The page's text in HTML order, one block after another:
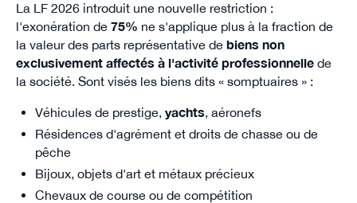
La LF 2026 introduit une nouvelle restriction :
l'exonération de 75% ne s'applique plus à la fraction de
la valeur des parts représentative de biens non
exclusivement affectés à l'activité professionnellede
la société. Sont visés les biens dits « somptuaires » :
Véhicules de prestige, yachts, aéronefs
Résidences d'agrément et droits de chasse ou de
pêche
Bijoux, objets d'art et métaux précieux
Chevaux de course ou de compétition